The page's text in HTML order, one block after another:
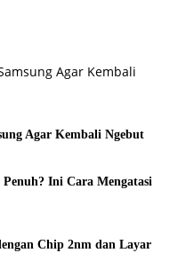
Agar Kembali Ngebut
Ini Cara Mengatasi
Chip 2nm dan Layar